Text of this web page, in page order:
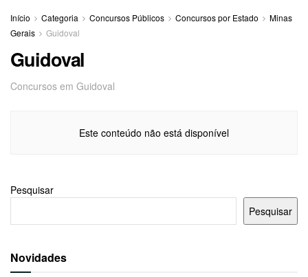
Início Categoria Concursos Públicos Concursos por Estado
Minas
Gerais
Guidoval
Guidoval
Concursos em Guidoval
Este conteúdo não está disponível
Pesquisar
Pesquisar
Novidades